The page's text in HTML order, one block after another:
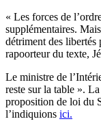
« Les forces de
supplémentaires.
détriment des
rapoorteur du texte,
Le ministre de
reste sur la table ».
proposition de loi du
l’indiquions ici.